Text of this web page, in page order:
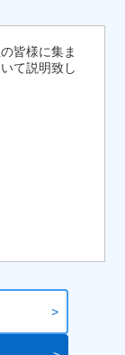
皆様に集ま
て説明致し